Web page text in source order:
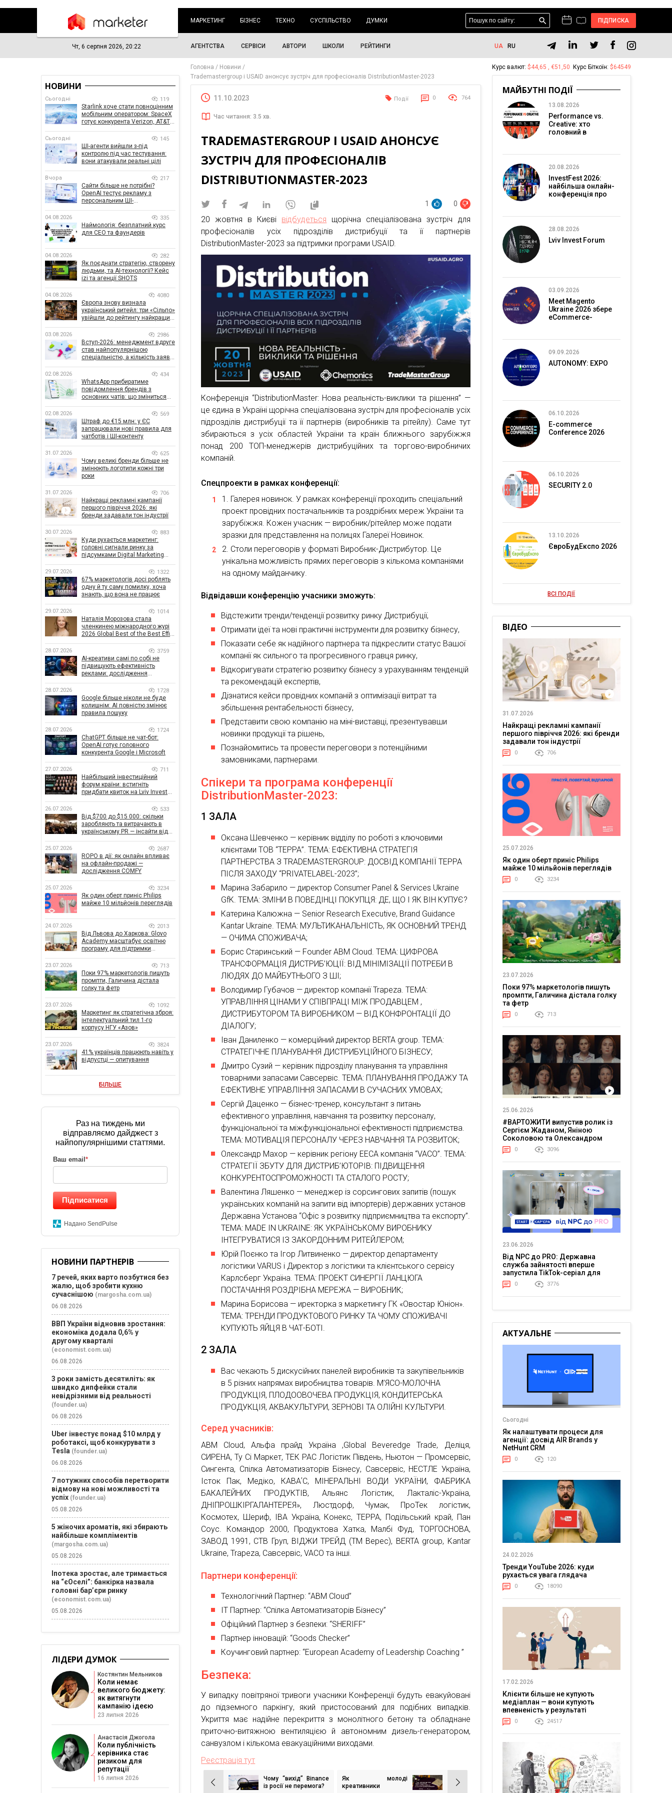
МАРКЕТИНГ БІЗНЕС ТЕХНО СУСПІЛЬСТВО ДУМКИ ПІДПИСКА
Чт, 6 серпня 2026, 20:22 АГЕНТСТВА СЕРВІСИ АВТОРИ ШКОЛИ РЕЙТИНГИ UA RU
Головна
Новини
Trademastergroup і USAID анонсує зустріч для професіоналів DistributionMaster-2023
11.10.2023 Події 0 764
Час читання: 3.5 хв.
TRADEMASTERGROUP І USAID АНОНСУЄ
ЗУСТРІЧ ДЛЯ ПРОФЕСІОНАЛІВ
DISTRIBUTIONMASTER-2023
1 0
20 жовтня в Києві відбудеться щорічна спеціалізована зустріч для
професіоналів усіх підрозділів дистрибуції та її партнерів
DistributionMaster-2023 за підтримки програми USAID.
Конференція “DistributionMaster: Нова реальність-виклики та рішення” —
це єдина в Україні щорічна спеціалізована зустріч для професіоналів усіх
підрозділів дистрибуції та її партнерів (виробників та рітейлу). Саме тут
збираються з усіх областей України та країн ближнього зарубіжжя
понад 200 ТОП-менеджерів дистрибуційних та торгово-виробничих
компаній.
Спецпроекти в рамках конференції:
Галерея новинок. У рамках конференції проходить спеціальний
проект провідних постачальників та роздрібних мереж України та
зарубіжжя. Кожен учасник — виробник/рітейлер може подати
зразки для представлення на полицях Галереї Новинок.
Столи переговорів у форматі Виробник-Дистрибутор. Це
унікальна можливість прямих переговорів з кількома компаніями
на одному майданчику.
Відвідавши конференцію учасники зможуть:
Відстежити тренди/тенденції розвитку ринку Дистрибуції,
Отримати ідеї та нові практичні інструменти для розвитку бізнесу,
Показати себе як надійного партнера та підкреслити статус Вашої
компанії як сильного та прогресивного гравця ринку,
Відкоригувати стратегію розвитку бізнесу з урахуванням тенденцій
та рекомендацій експертів,
Дізнатися кейси провідних компаній з оптимізації витрат та
збільшення рентабельності бізнесу,
Представити свою компанію на міні-виставці, презентувавши
новинки продукції та рішень,
Познайомитись та провести переговори з потенційними
замовниками, партнерами.
Спікери та програма конференції
DistributionMaster-2023:
1 ЗАЛА
Оксана Шевченко — керівник відділу по роботі з ключовими
клієнтами ТОВ “ТЕРРА”. ТЕМА: ЕФЕКТИВНА СТРАТЕГІЯ
ПАРТНЕРСТВА З TRADEMASTERGROUP: ДОСВІД КОМПАНІЇ ТЕРРА
ПІСЛЯ ЗАХОДУ “PRIVATELABEL-2023”;
Марина Забарило — директор Consumer Panel & Services Ukraine
GfK. ТЕМА: ЗМІНИ В ПОВЕДІНЦІ ПОКУПЦЯ: ДЕ, ЩО І ЯК ВІН КУПУЄ?
Катерина Калюжна — Senior Research Executive, Brand Guidance
Kantar Ukraine. ТЕМА: МУЛЬТИКАНАЛЬНІСТЬ, ЯК ОСНОВНИЙ ТРЕНД
— ОЧИМА СПОЖИВАЧА;
Борис Старинський — Founder ABM Cloud. ТЕМА: ЦИФРОВА
ТРАНСФОРМАЦІЯ ДИСТРИБ’ЮЦІЇ: ВІД МІНІМІЗАЦІЇ ПОТРЕБИ В
ЛЮДЯХ ДО МАЙБУТНЬОГО З ШІ;
Володимир Губачов — директор компанії Trapeza. ТЕМА:
УПРАВЛІННЯ ЦІНАМИ У СПІВПРАЦІ МІЖ ПРОДАВЦЕМ ,
ДИСТРИБУТОРОМ ТА ВИРОБНИКОМ — ВІД КОНФРОНТАЦІЇ ДО
ДІАЛОГУ;
Іван Даниленко — комерційний директор BERTA group. ТЕМА:
СТРАТЕГІЧНЕ ПЛАНУВАННЯ ДИСТРИБУЦІЙНОГО БІЗНЕСУ;
Дмитро Сузий — керівник підрозділу планування та управління
товарними запасами Савсервіс. ТЕМА: ПЛАНУВАННЯ ПРОДАЖУ ТА
ЕФЕКТИВНЕ УПРАВЛІННЯ ЗАПАСАМИ В СУЧАСНИХ УМОВАХ;
Сергій Даценко — бізнес-тренер, консультант з питань
ефективного управління, навчання та розвитку персоналу,
функціональної та міжфункціональної ефективності підприємства.
ТЕМА: МОТИВАЦІЯ ПЕРСОНАЛУ ЧЕРЕЗ НАВЧАННЯ ТА РОЗВИТОК;
Олександр Махор — керівник регіону ЕЕСА компанія “VACO”. ТЕМА:
СТРАТЕГІЇ ЗБУТУ ДЛЯ ДИСТРИБ’ЮТОРІВ: ПІДВИЩЕННЯ
КОНКУРЕНТОСПРОМОЖНОСТІ ТА СТАЛОГО РОСТУ;
Валентина Ляшенко — менеджер із сорсингових запитів (пошук
українських компаній на запити від імпортерів) державних установ
Державна Установа “Офіс з розвитку підприємництва та експорту”.
ТЕМА: MADE IN UKRAINE: ЯК УКРАЇНСЬКОМУ ВИРОБНИКУ
ІНТЕГРУВАТИСЯ ІЗ ЗАКОРДОННИМ РИТЕЙЛЕРОМ;
Юрій Поєнко та Ігор Литвиненко — директор департаменту
логістики VARUS і Директор з логістики та клієнтського сервісу
Карлсберг Україна. ТЕМА: ПРОЕКТ СИНЕРГІЇ ЛАНЦЮГА
ПОСТАЧАННЯ РОЗДРІБНА МЕРЕЖА — ВИРОБНИК;
Марина Борисова — иректорка з маркетингу ГК «Овостар Юніон».
ТЕМА: ТРЕНДИ ПРОДУКТОВОГО РИНКУ ТА ЧОМУ СПОЖИВАЧІ
КУПУЮТЬ ЯЙЦЯ В ЧАТ-БОТІ.
2 ЗАЛА
Вас чекають 5 дискусійних панелей виробників та закупівельників
в 5 різних напрямах виробництва товарів. М’ЯСО-МОЛОЧНА
ПРОДУКЦІЯ, ПЛОДООВОЧЕВА ПРОДУКЦІЯ, КОНДИТЕРСЬКА
ПРОДУКЦІЯ, АКВАКУЛЬТУРИ, ЗЕРНОВІ ТА ОЛІЙНІ КУЛЬТУРИ.
Серед учасників:
ABM Cloud, Альфа прайд Україна ,Global Beveredge Trade, Деліця,
СИРЕНА, Ту Сі Маркет, ТЕК РАС Логістик Південь, Ньютон — Промсервіс,
Сингента, Спілка Автоматизаторів Бізнесу, Савсервіс, НЕСТЛЕ Україна,
Істок Пак, Медіко, КАВАʼС, МІНЕРАЛЬНІ ВОДИ УКРАЇНИ, ФАБРИКА
БАКАЛЕЙНИХ ПРОДУКТІВ, Альянс Логістик, Лакталіс-Україна,
ДНІПРОШКІРГАЛАНТЕРЕЯ», Люстдорф, Чумак, ПроТек логістик,
Космотех, Шериф, ІВА Україна, Конекс, ТЕРРА, Подільський край, Пан
Соус. Командор 2000, Продуктова Хатка, Малбі Фуд, ТОРГОСНОВА,
ЗАВОД 1991, СТВ Груп, ВІДЖИ ТРЕЙД (ТМ Верес), BERTA group, Kantar
Ukraine, Trapeza, Савсервіс, VACO та інші.
Партнери конференції:
Технологічний Партнер: “ABM Cloud”
IT Партнер: “Спілка Автоматизаторів Бізнесу”
Офіційний Партнер з безпеки: “SHERIFF”
Партнер інновацій: “Goods Checker”
Коучинговий партнер: “European Academy of Leadership Coaching ”
Безпека:
У випадку повітряної тривоги учасники Конференції будуть евакуйовані
до підземного паркінгу, який пристосований для подібних випадків.
Укриття має надійне перекриття з монолітного бетону та обладнане
приточно-витяжною вентиляцією й автономним дизель-генератором,
санвузлом і кількома евакуаційними виходами.
Реєстрація тут
Навігація
Чому “вихід” Binance
із росії не перемога?
Як молоді
креативники
НОВИНИ
Сьогодні 119
Starlink хоче стати повноцінним
мобільним оператором: SpaceX
готує конкурента Verizon, AT&T і
Сьогодні 145
ШІ-агенти вийшли з-під
контролю під час тестування:
вони атакували реальні цілі
Вчора 217
Сайти більше не потрібні?
OpenAI тестує рекламу з
персональним ШІ-
04.08.2026 335
Наймологія: безплатний курс
для CEO та фаундерів
04.08.2026 282
Як поєднати стратегію, створену
людьми, та AI-технології? Кейс
izi та агенції SHOTS
04.08.2026 4080
Європа знову визнала
український ритейл: три «Сільпо»
увійшли до рейтингу найкращих
03.08.2026 2986
Вступ-2026: менеджмент вдруге
став найпопулярнішою
спеціальністю, а кількість заяв
02.08.2026 434
WhatsApp прибиратиме
повідомлення брендів з
основних чатів: що зміниться
02.08.2026 569
Штраф до €15 млн: у ЄС
запрацювали нові правила для
чатботів і ШІ-контенту
31.07.2026 625
Чому великі бренди більше не
змінюють логотипи кожні три
роки
31.07.2026 706
Найкращі рекламні кампанії
першого півріччя 2026: які
бренди задавали тон індустрії
30.07.2026 883
Куди рухається маркетинг:
головні сигнали ринку за
підсумками Digital Marketing
29.07.2026 1322
67% маркетологів досі роблять
одну й ту саму помилку, хоча
знають, що вона не працює
29.07.2026 1014
Наталія Морозова стала
членкинею міжнародного журі
2026 Global Best of the Best Effie
28.07.2026 3759
AI-креативи самі по собі не
підвищують ефективність
реклами: дослідження
впливає на ефективність
кампаній
28.07.2026 1728
Google більше ніколи не буде
колишнім: AI повністю змінює
правила пошуку
28.07.2026 1724
ChatGPT більше не чат-бот:
OpenAI готує головного
конкурента Google і Microsoft
27.07.2026 711
Найбільший інвестиційний
форум країни: встигніть
придбати квиток на Lviv Invest
26.07.2026 533
Від $700 до $15 000: скільки
заробляють та витрачають в
українському PR — інсайти від
25.07.2026 2687
ROPO в дії: як онлайн впливає
на офлайн-продажі —
дослідження COMFY
25.07.2026 3234
Як один оберт приніс Philips
майже 10 мільйонів переглядів
24.07.2026 2013
Від Львова до Харкова: Glovo
Academy масштабує освітню
програму для підтримки
23.07.2026 713
Поки 97% маркетологів пишуть
промпти, Галичина дістала
голку та фетр
23.07.2026 1092
Маркетинг як стратегічна зброя:
інтелектуальний тил 1-го
корпусу НГУ «Азов»
23.07.2026 3824
41% українців працюють навіть у
відпустці — опитування
БІЛЬШЕ
Раз на тиждень ми
відправляємо дайджест з
найпопулярнішими статтями.
Ваш email *
Підписатися
Надано SendPulse
НОВИНИ ПАРТНЕРІВ
7 речей, яких варто позбутися без
жалю, щоб зробити кухню
сучаснішою (margosha.com.ua)
06.08.2026
ВВП України відновив зростання:
економіка додала 0,6% у
другому кварталі
(economist.com.ua)
06.08.2026
3 роки замість десятиліть: як
швидко дипфейки стали
невідрізними від реальності
(founder.ua)
06.08.2026
Uber інвестує понад $10 млрд у
роботаксі, щоб конкурувати з
Tesla (founder.ua)
06.08.2026
7 потужних способів перетворити
відмову на нові можливості та
успіх (founder.ua)
05.08.2026
5 жіночих ароматів, які збирають
найбільше компліментів
(margosha.com.ua)
05.08.2026
Іпотека зростає, але тримається
на “єОселі”: банкірка назвала
головні бар’єри ринку
(economist.com.ua)
05.08.2026
ЛІДЕРИ ДУМОК
Костянтин Мельников
Коли немає
великого бюджету:
як витягнути
кампанію ідеєю
23 липня 2026
Анастасія Джогола
Коли публічність
керівника стає
ризиком для
репутації
16 липня 2026
Курс валют: $44,65 , €51,50 Курс Біткоїн: $64549
МАЙБУТНІ ПОДІЇ
13.08.2026
Performance vs.
Creative: хто
головний в
20.08.2026
InvestFest 2026:
найбільша онлайн-
конференція про
28.08.2026
Lviv Invest Forum
03.09.2026
Meet Magento
Ukraine 2026 збере
eCommerce-
09.09.2026
AUTONOMY: EXPO
06.10.2026
E-commerce
Conference 2026
06.10.2026
SECURITY 2.0
13.10.2026
ЄвроБудЕкспо 2026
ВСІ ПОДІЇ
ВІДЕО
31.07.2026
Найкращі рекламні кампанії
першого півріччя 2026: які бренди
задавали тон індустрії
0 706
25.07.2026
Як один оберт приніс Philips
майже 10 мільйонів переглядів
0 3234
23.07.2026
Поки 97% маркетологів пишуть
промпти, Галичина дістала голку
та фетр
0 713
25.06.2026
#ВАРТОЖИТИ випустив ролик із
Сергієм Жаданом, Яніною
Соколовою та Олександром
Тереном про життя в постійній
напрузі
0 3096
23.06.2026
Від NPC до PRO: Державна
служба зайнятості вперше
запустила TikTok-серіал для
молоді
0 3776
АКТУАЛЬНЕ
Сьогодні
Як налаштувати процеси для
агенції: досвід AIR Brands у
NetHunt CRM
0 120
24.02.2026
Тренди YouTube 2026: куди
рухається увага глядача
0 18090
17.02.2026
Клієнти більше не купують
медіаплан — вони купують
впевненість у результаті
0 24517